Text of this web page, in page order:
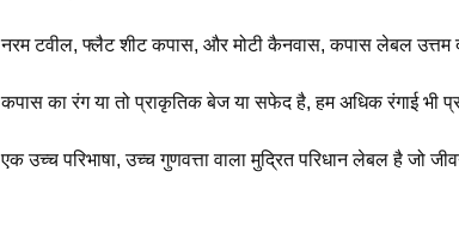
नरम टवील, फ्लैट शीट कपास, और मोटी कैनवास, कपास लेबल
कपास का रंग या तो प्राकृतिक बेज या सफेद है, हम अधिक रंगाई भी
एक उच्च परिभाषा, उच्च गुणवत्ता वाला मुद्रित परिधान लेबल है जो